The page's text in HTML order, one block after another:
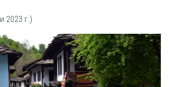
2023 г.)